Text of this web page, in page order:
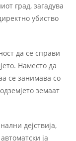
град, загадува
убиство
да се справи
Наместо да
се занимава со
земаат
дејствија,
ја